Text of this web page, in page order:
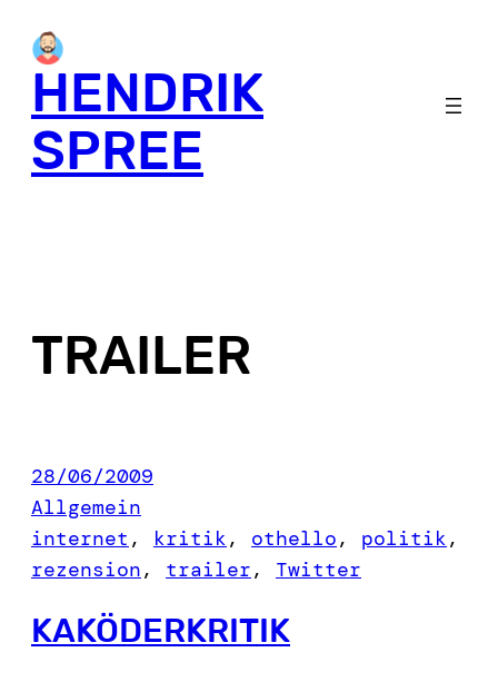
content
HENDRIK
SPREE
TRAILER
28/06/2009
Allgemein
internet , kritik, othello, politik
rezension, trailer, Twitter
KAKÖDERKRITIK